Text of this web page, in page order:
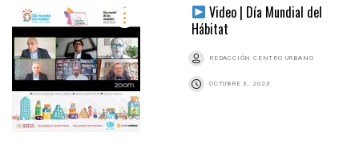
Video | Día Mundial del
Hábitat
REDACCIÓN CENTRO URBANO
OCTUBRE 3, 2023